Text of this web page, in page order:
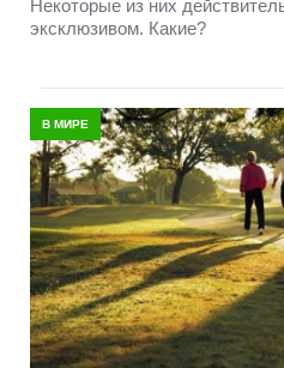
Некоторые из них
эксклюзивом. Какие?
В МИРЕ